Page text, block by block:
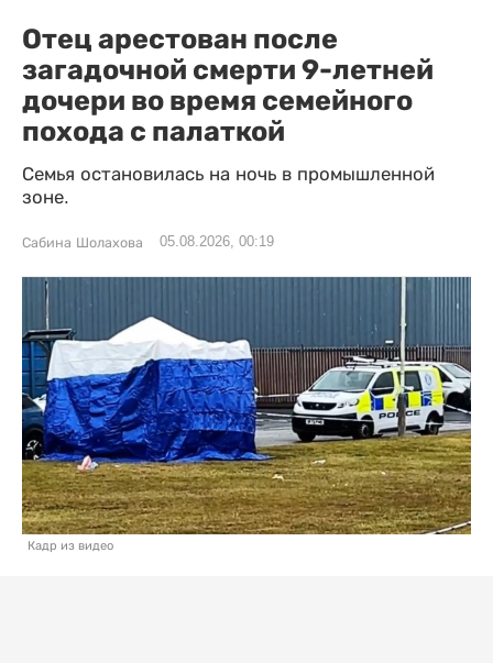
Отец арестован после
загадочной смерти 9-летней
дочери во время семейного
похода с палаткой
Семья остановилась на ночь в промышленной
зоне.
Сабина Шолахова 05.08.2026, 00:19
Кадр из видео